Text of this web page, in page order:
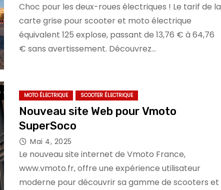
Choc pour les deux-roues électriques ! Le tarif de la
carte grise pour scooter et moto électrique
équivalent 125 explose, passant de 13,76 € à 64,76
€ sans avertissement. Découvrez…
MOTO ÉLECTRIQUE SCOOTER ÉLECTRIQUE
Nouveau site Web pour Vmoto
SuperSoco
Mai 4, 2025
Le nouveau site internet de Vmoto France,
www.vmoto.fr, offre une expérience utilisateur
moderne pour découvrir sa gamme de scooters et